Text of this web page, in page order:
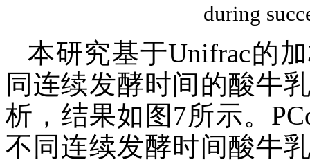
during
本研究基于Unifrac的
同连续发酵时间的酸牛
析，结果如图7所示。
不同连续发酵时间酸牛